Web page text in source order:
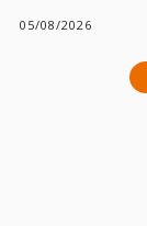
05/08/2026